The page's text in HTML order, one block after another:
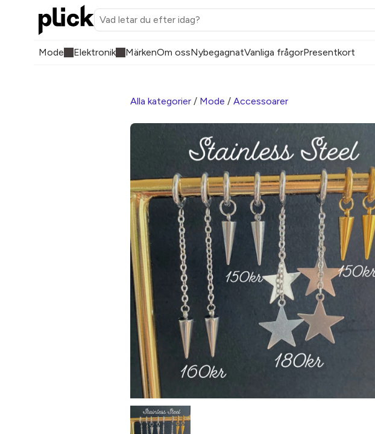
Mode Elektronik MärkenOm ossNybegagnatVanliga frågorPresentkort
Alla kategorier / Mode / Accessoarer